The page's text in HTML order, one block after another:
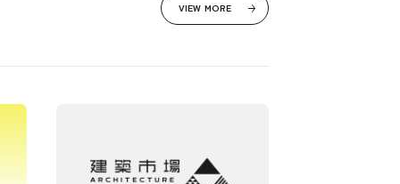
VIEW MORE